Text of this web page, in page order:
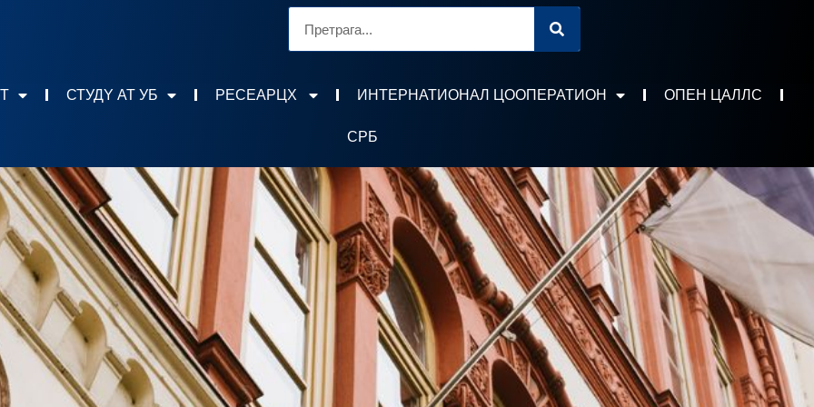
СТУДY АТ УБ РЕСЕАРЦХ ИНТЕРНАТИОНАЛ ЦООПЕРАТИОН ОПЕН ЦАЛЛС
СРБ